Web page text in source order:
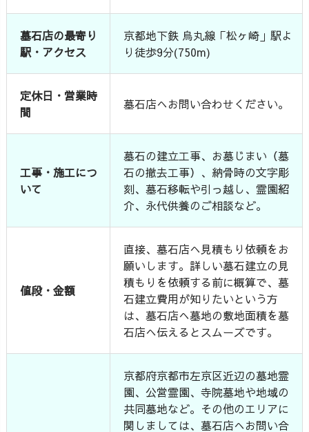
墓石店の最寄り
駅・アクセス
京都地下鉄 烏丸線「松ヶ崎」駅よ
り徒歩9分(750m)
定休日・営業時
間
墓石店へお問い合わせください。
工事・施工につ
いて
墓石の建立工事、お墓じまい（墓
石の撤去工事）、納骨時の文字彫
刻、墓石移転や引っ越し、霊園紹
介、永代供養のご相談など。
値段・金額
直接、墓石店へ見積もり依頼をお
願いします。詳しい墓石建立の見
積もりを依頼する前に概算で、墓
石建立費用が知りたいという方
は、墓石店へ墓地の敷地面積を墓
石店へ伝えるとスムーズです。
京都府京都市左京区近辺の墓地霊
園、公営霊園、寺院墓地や地域の
共同墓地など。その他のエリアに
関しましては、墓石店へお問い合